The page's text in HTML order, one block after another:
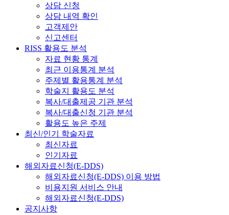
상담 신청
상담 내역 확인
고객제안
신고센터
RISS 활용도 분석
자료 현황 통계
최근 이용통계 분석
주제별 활용통계 분석
학술지 활용도 분석
복사/대출제공 기관 분석
복사/대출신청 기관 분석
활용도 높은 주제
최신/인기 학술자료
최신자료
인기자료
해외자료신청(E-DDS)
해외자료신청(E-DDS) 이용 방법
비용지원 서비스 안내
해외자료신청(E-DDS)
공지사항